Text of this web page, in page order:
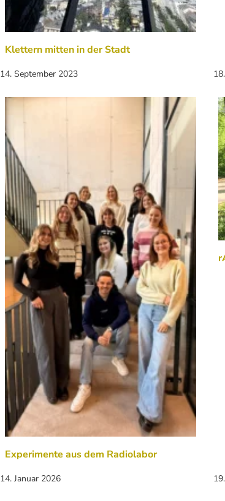
Klettern mitten in der Stadt
14. September 2023
Experimente aus dem Radiolabor
14. Januar 2026